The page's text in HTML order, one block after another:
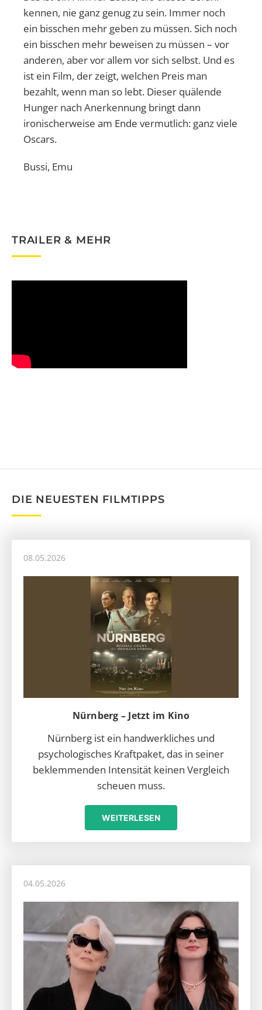
kennen, nie ganz genug zu sein. Immer noch
ein bisschen mehr geben zu müssen. Sich noch
ein bisschen mehr beweisen zu müssen – vor
anderen, aber vor allem vor sich selbst. Und es
ist ein Film, der zeigt, welchen Preis man
bezahlt, wenn man so lebt. Dieser quälende
Hunger nach Anerkennung bringt dann
ironischerweise am Ende vermutlich: ganz viele
Oscars.
Bussi, Emu
TRAILER & MEHR
DIE NEUESTEN FILMTIPPS
08.05.2026
Nürnberg – Jetzt im Kino
Nürnberg ist ein handwerkliches und
psychologisches Kraftpaket, das in seiner
beklemmenden Intensität keinen Vergleich
scheuen muss.
WEITERLESEN
04.05.2026